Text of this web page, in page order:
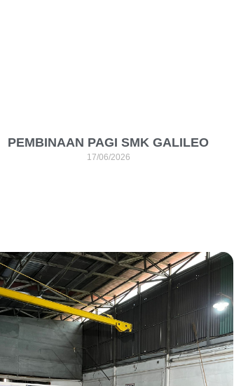
PEMBINAAN PAGI SMK GALILEO
17/06/2026